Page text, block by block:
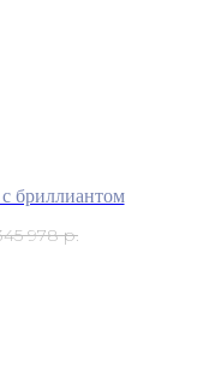
бриллиантом
978 р.